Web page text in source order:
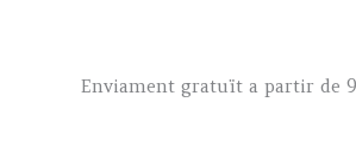
Enviament gratuït a partir de